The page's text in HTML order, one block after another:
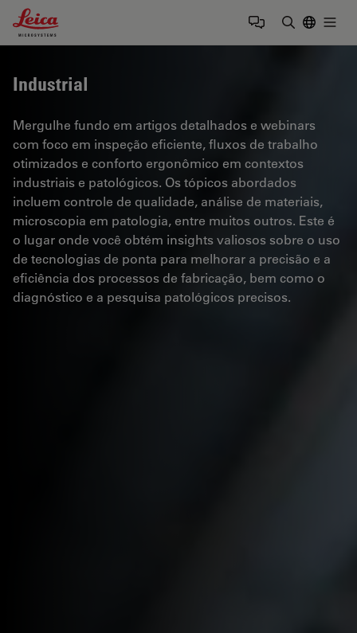
Leica Microsystems Logo
Industrial
Mergulhe fundo em artigos detalhados e webinars
com foco em inspeção eficiente, fluxos de trabalho
otimizados e conforto ergonômico em contextos
industriais e patológicos. Os tópicos abordados
incluem controle de qualidade, análise de materiais,
microscopia em patologia, entre muitos outros. Este é
o lugar onde você obtém insights valiosos sobre o uso
de tecnologias de ponta para melhorar a precisão e a
eficiência dos processos de fabricação, bem como o
diagnóstico e a pesquisa patológicos precisos.